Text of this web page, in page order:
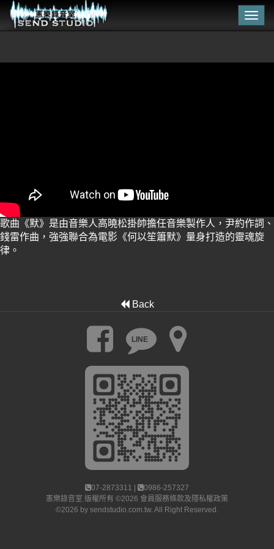
歌曲《默》是由音樂人高曉松掛帥擔任音樂製作人，尹約作詞、
錢雷作曲，強強聯合為電影《何以笙簫默》量身打造的靈魂旋
律。
Back
LINE
07-2873311 |
0986-257327
憲樂錄音室 版權所有 ©2026 會員服務條款及隱私權政策
©2026 by sendstudio.com.tw. All Right Reserved.